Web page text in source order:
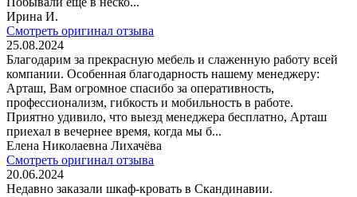
Ирина И.
Смотреть оригинал отзыва
25.08.2024
Благодарим за прекрасную мебель и слаженную работу всей
компании. Особенная благодарность нашему менеджеру:
Арташ, Вам огромное спасибо за оперативность,
профессионализм, гибкость и мобильность в работе.
Приятно удивило, что выезд менеджера бесплатно, Арташ
приехал в вечернее время, когда мы б...
Елена Николаевна Лихачёва
Смотреть оригинал отзыва
20.06.2024
Недавно заказали шкаф-кровать в Скандинавии.